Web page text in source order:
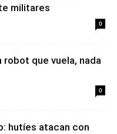
militares
0
robot que vuela, nada
0
hutíes atacan con